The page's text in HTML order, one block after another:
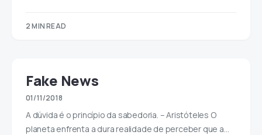
2 MIN READ
Fake News
01/11/2018
A dúvida é o princípio da sabedoria. – Aristóteles O
planeta enfrenta a dura realidade de perceber que a…